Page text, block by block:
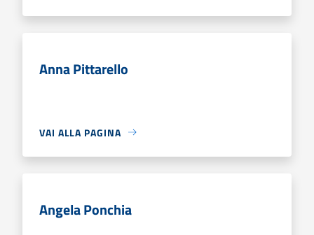
Anna Pittarello
VAI ALLA PAGINA
Angela Ponchia